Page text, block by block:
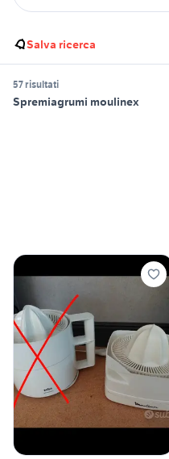
Salva ricerca
57 risultati
Spremiagrumi moulinex